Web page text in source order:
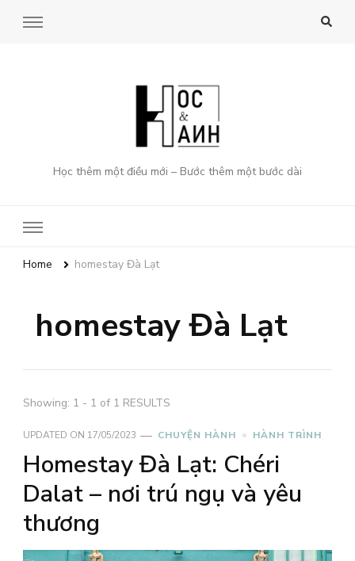
Học thêm một điều mới – Bước thêm một bước dài
Home homestay Đà Lạt
homestay Đà Lạt
Showing: 1 - 1 of 1 RESULTS
UPDATED ON 17/05/2023 CHUYỆN HÀNH HÀNH TRÌNH
Homestay Đà Lạt: Chéri
Dalat – nơi trú ngụ và yêu
thương